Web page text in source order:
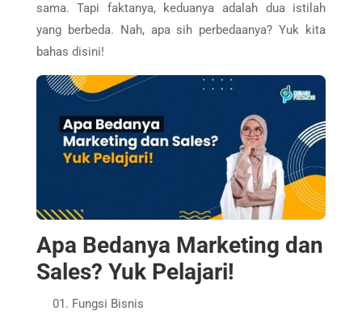
sama. Tapi faktanya, keduanya adalah dua istilah
yang berbeda. Nah, apa sih perbedaanya? Yuk kita
bahas disini!
Apa Bedanya Marketing dan
Sales? Yuk Pelajari!
Fungsi Bisnis